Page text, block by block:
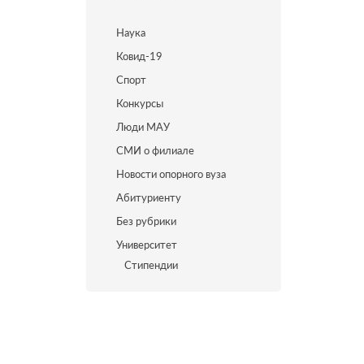
Наука
Ковид-19
Спорт
Конкурсы
Люди МАУ
СМИ о филиале
Новости опорного вуза
Абитуриенту
Без рубрики
Университет
Стипендии